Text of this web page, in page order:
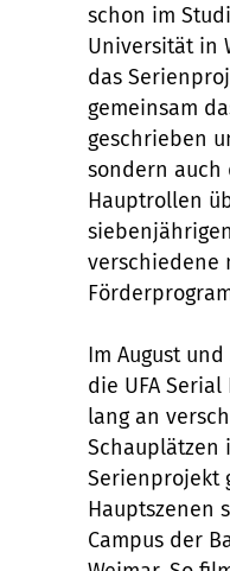
schon im
Universität in
das
gemeinsam
geschrieben
sondern auch
Hauptrollen
verschiedene
Im August
die UFA
lang an
Schauplätzen
Serienprojekt
Hauptszenen
Campus der